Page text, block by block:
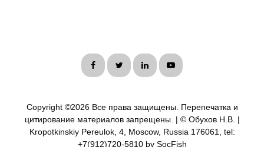
Copyright ©2026 Все права защищены. Перепечатка и
цитирование материалов запрещены. | © Обухов Н.В. |
Kropotkinskiy Pereulok, 4, Moscow, Russia 176061, tel:
+7(912)720-5810 by SocFish